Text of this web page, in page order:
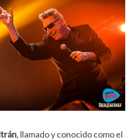
, llamado y conocido como el